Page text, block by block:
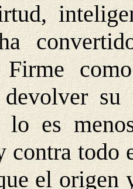
Firme
lo es
contra todo
el origen